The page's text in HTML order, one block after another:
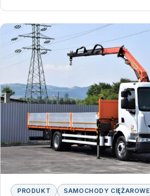
PRODUKT SAMOCHODY CIĘŻAROWE